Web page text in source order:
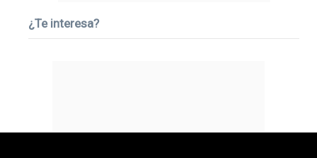
¿Te interesa?